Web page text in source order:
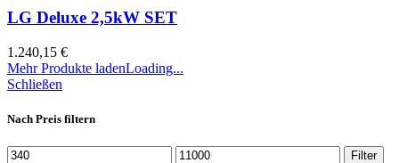
LG Deluxe 2,5kW SET
1.240,15 €
Mehr Produkte ladenLoading...
Schließen
Nach Preis filtern
Filter